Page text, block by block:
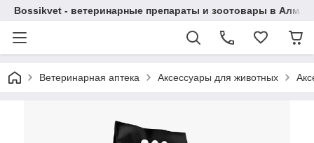
Bossikvet - ветеринарные препараты и зоотовары в
Ветеринарная аптека Аксессуары для животных